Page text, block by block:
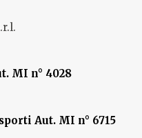
MI n° 4028
Aut. MI n° 6715